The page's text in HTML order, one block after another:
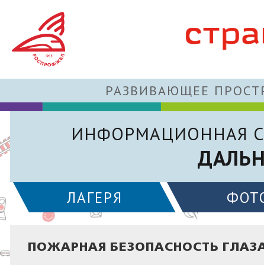
РАЗВИВАЮЩЕЕ
ИНФОРМАЦИОННАЯ
ЛАГЕРЯ
ПОЖАРНАЯ БЕЗОПАСНОСТЬ